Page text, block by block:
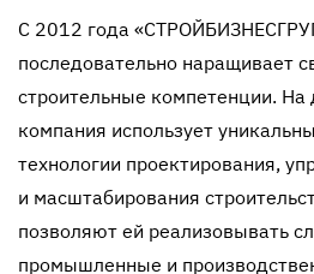
С 2012 года
последовательно наращивает
строительные компетенции.
компания использует
технологии проектирования,
и масштабирования
позволяют ей реализовывать
промышленные и